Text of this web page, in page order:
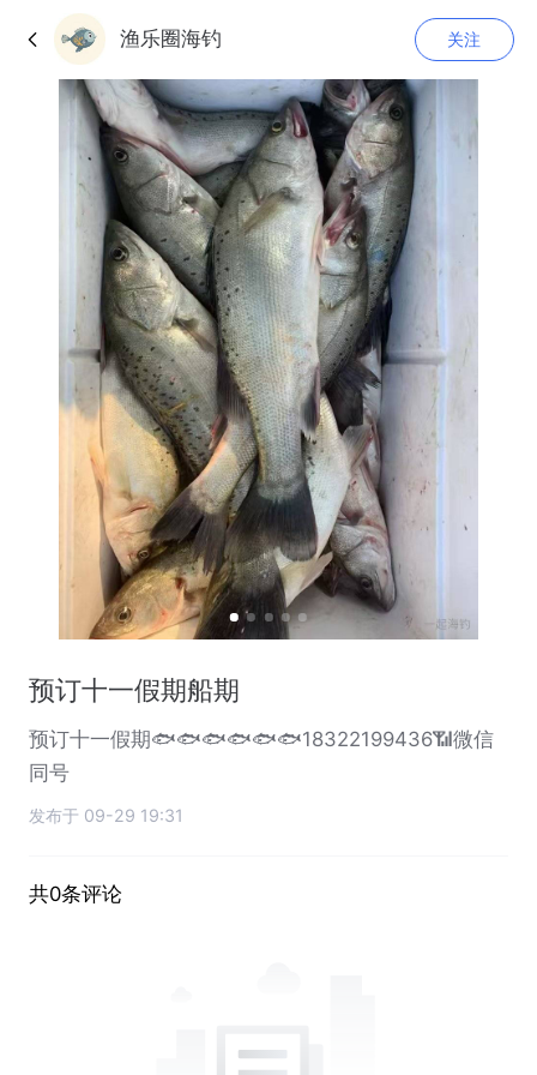
渔乐圈海钓 关注
预订十一假期船期
预订十一假期🐟🐟🐟🐟🐟🐟18322199436📶微信
同号
发布于 09-29 19:31
共0条评论